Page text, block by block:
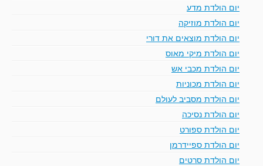
יום הולדת מדע
יום הולדת מוזיקה
יום הולדת מוצאים את דורי
יום הולדת מיקי מאוס
יום הולדת מכבי אש
יום הולדת מכוניות
יום הולדת מסביב לעולם
יום הולדת נסיכה
יום הולדת ספורט
יום הולדת ספיידרמן
יום הולדת סרטים